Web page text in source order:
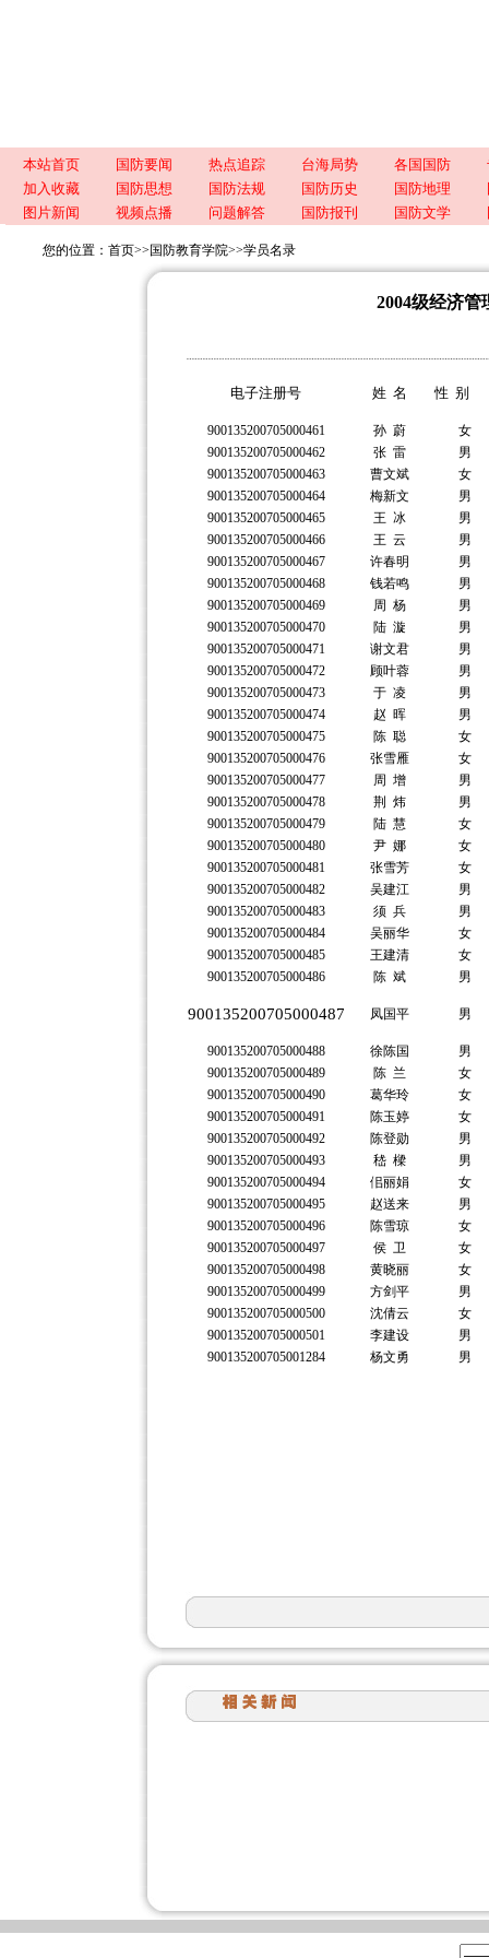
本站首页 国防要闻 热点追踪 台海局势 各国国防
加入收藏
国防思想 国防法规 国防历史 国防地理
图片新闻
视频点播 问题解答 国防报刊 国防文学
您的位置： 首页>> 国防教育学院>>学员名录
2004级经济
电子注册号 姓 名 性 别
900135200705000461 孙 蔚
女
900135200705000462
张 雷
男
900135200705000463
曹文斌
女
900135200705000464
梅新文
男
900135200705000465
王 冰
男
900135200705000466
王 云
男
900135200705000467
许春明
男
900135200705000468
钱若鸣
男
900135200705000469
周 杨
男
900135200705000470
陆 漩
男
900135200705000471
谢文君
男
900135200705000472
顾叶蓉
男
900135200705000473
于 凌
男
900135200705000474
赵 晖
男
900135200705000475
陈 聪
女
900135200705000476
张雪雁
女
900135200705000477
周 增
男
900135200705000478
荆 炜
男
900135200705000479
陆 慧
女
900135200705000480
尹 娜
女
900135200705000481
张雪芳
女
900135200705000482
吴建江
男
900135200705000483
须 兵
男
900135200705000484
吴丽华
女
900135200705000485
王建清
女
900135200705000486
陈 斌 男
900135200705000487 凤国平 男
900135200705000488 徐陈国
男
900135200705000489
陈 兰
女
900135200705000490
葛华玲
女
900135200705000491
陈玉婷
女
900135200705000492
陈登勋
男
900135200705000493
嵇 樑
男
900135200705000494
佀丽娟
女
900135200705000495
赵送来
男
900135200705000496
陈雪琼
女
900135200705000497
侯 卫
女
900135200705000498
黄晓丽
女
900135200705000499
方剑平
男
900135200705000500
沈倩云
女
900135200705000501
李建设
男
900135200705001284
杨文勇 男